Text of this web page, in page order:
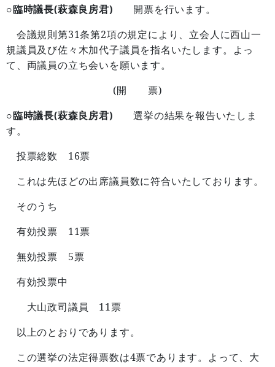
○臨時議長(萩森良房君) 開票を行います。
会議規則第31条第2項の規定により、立会人に西山一
規議員及び佐々木加代子議員を指名いたします。よっ
て、両議員の立ち会いを願います。
(開 票)
○臨時議長(萩森良房君) 選挙の結果を報告いたしま
す。
投票総数 16票
これは先ほどの出席議員数に符合いたしております。
そのうち
有効投票 11票
無効投票 5票
有効投票中
大山政司議員 11票
以上のとおりであります。
この選挙の法定得票数は4票であります。よって、大